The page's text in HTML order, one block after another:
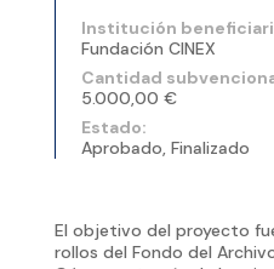
Institución
Fundación CINEX
Cantidad
5.000,00 €
Estado:
Aprobado, Finalizado
El objetivo del proyecto
rollos del Fondo del